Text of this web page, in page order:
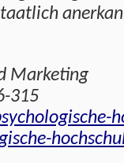
Marketing
315